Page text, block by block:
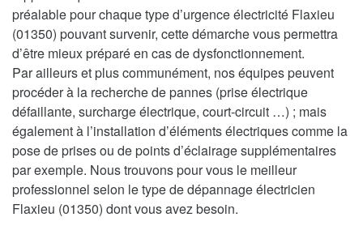
préalable pour chaque type d’urgence électricité Flaxieu
(01350) pouvant survenir, cette démarche vous permettra
d’être mieux préparé en cas de dysfonctionnement.
Par ailleurs et plus communément, nos équipes peuvent
procéder à la recherche de pannes (prise électrique
défaillante, surcharge électrique, court-circuit …) ; mais
également à l’installation d’éléments électriques comme la
pose de prises ou de points d’éclairage supplémentaires
par exemple. Nous trouvons pour vous le meilleur
professionnel selon le type de dépannage électricien
Flaxieu (01350) dont vous avez besoin.